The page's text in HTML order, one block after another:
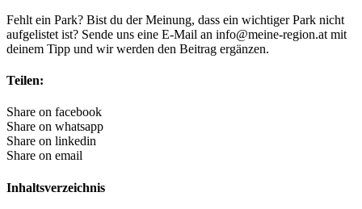
Fehlt ein Park? Bist du der Meinung, dass ein wichtiger Park nicht
aufgelistet ist? Sende uns eine E-Mail an info@meine-region.at mit
deinem Tipp und wir werden den Beitrag ergänzen.
Teilen:
Share on facebook
Share on whatsapp
Share on linkedin
Share on email
Inhaltsverzeichnis